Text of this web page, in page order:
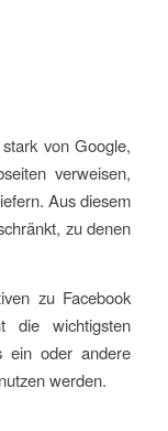
von Google,
verweisen,
Aus diesem
zu denen
zu Facebook
die wichtigsten
ein oder andere
werden.